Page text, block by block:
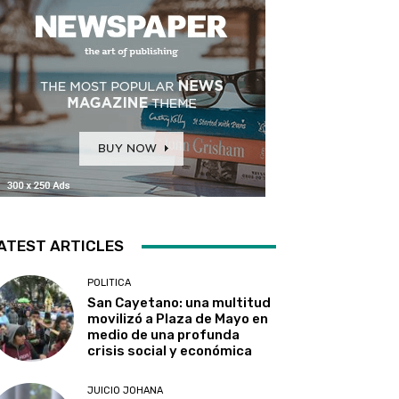
ARTICLES
POLITICA
San Cayetano: una multitud
movilizó a Plaza de Mayo en
medio de una profunda
crisis social y económica
JUICIO JOHANA